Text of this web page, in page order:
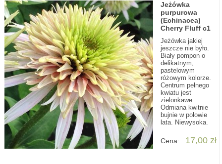
Jeżówka
purpurowa
(Echinacea)
Cherry Fluff c1
Jeżówka jakiej
jeszcze nie było.
Biały pompon o
delikatnym,
pastelowym
różowym kolorze.
Centrum pełnego
kwiatu jest
zielonkawe.
Odmiana kwitnie
bujnie w połowie
lata. Niewysoka.
Cena: 17,00 zł